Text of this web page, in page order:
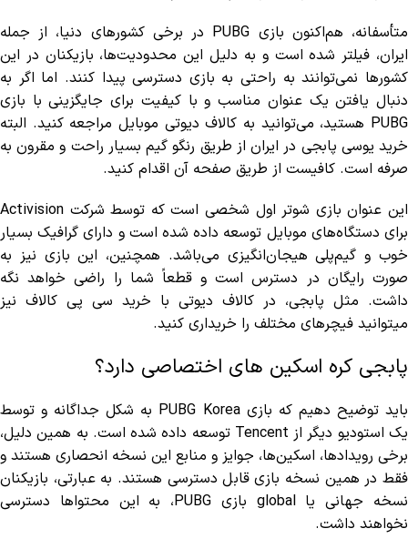
متأسفانه، هم‌اکنون بازی PUBG در برخی کشورهای دنیا، از جمله
ایران، فیلتر شده است و به دلیل این محدودیت‌ها، بازیکنان در این
کشورها نمی‌توانند به راحتی به بازی دسترسی پیدا کنند. اما اگر به
دنبال یافتن یک عنوان مناسب و با کیفیت برای جایگزینی با بازی
PUBG هستید، می‌توانید به کالاف دیوتی موبایل مراجعه کنید. البته
خرید یوسی پابجی در ایران از طریق رنگو گیمبسیار راحت و مقرون به
صرفه است. کافیست از طریق صفحه آن اقدام کنید.
این عنوان بازی شوتر اول شخصی است که توسط شرکت Activision
برای دستگاه‌های موبایل توسعه داده شده است و دارای گرافیک بسیار
خوب و گیم‌پلی هیجان‌انگیزی می‌باشد. همچنین، این بازی نیز به
صورت رایگان در دسترس است و قطعاً شما را راضی خواهد نگه
داشت. مثل پابجی، در کالاف دیوتی با خرید سی پی کالاف نیز
میتوانید فیچرهای مختلف را خریداری کنید.
پابجی کره اسکین های اختصاصی دارد؟
باید توضیح دهیم که بازی PUBG Korea به شکل جداگانه و توسط
یک استودیو دیگر از Tencent توسعه داده شده است. به همین دلیل،
برخی رویدادها، اسکین‌ها، جوایز و منابع این نسخه انحصاری هستند و
فقط در همین نسخه بازی قابل دسترسی هستند. به عبارتی، بازیکنان
نسخه جهانی یا global بازی PUBG، به این محتواها دسترسی
نخواهند داشت.